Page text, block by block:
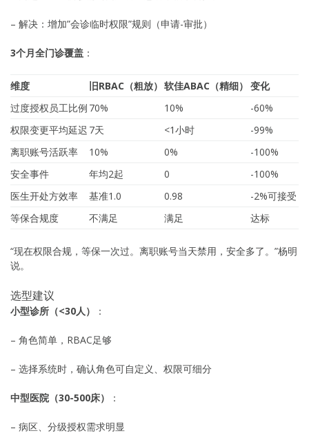
– 解决：增加”会诊临时权限”规则（申请-审批）
3个月全门诊覆盖 ：
维度 旧RBAC（粗放） 软佳ABAC（精细） 变化
过度授权员工比例 70% 10%
-60%
权限变更平均延迟 7天 <1小时
-99%
离职账号活跃率
10% 0%
-100%
安全事件
年均2起 0
-100%
医生开处方效率
基准1.0 0.98
-2%可接受
等保合规度
不满足 满足 达标
“现在权限合规，等保一次过。离职账号当天禁用，安全多了。”杨明
说。
选型建议
小型诊所（<30人） ：
– 角色简单，RBAC足够
– 选择系统时，确认角色可自定义、权限可细分
中型医院（30-500床） ：
– 病区、分级授权需求明显